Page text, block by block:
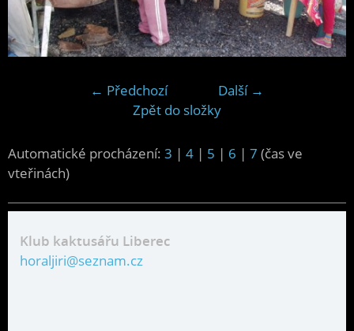
← Předchozí
Další →
Zpět do složky
Automatické procházení: 3 | 4 | 5 | 6 | 7 (čas ve
vteřinách)
Klub kaktusářu Liberec
horaljiri@seznam.cz